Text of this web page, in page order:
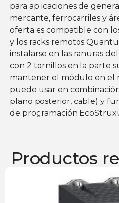
para aplicaciones de
mercante, ferrocarriles y
oferta es compatible con
y los racks remotos
instalarse en las ranuras
con 2 tornillos en la parte
mantener el módulo en el
puede usar en
plano posterior, cable) y
de programación
Productos